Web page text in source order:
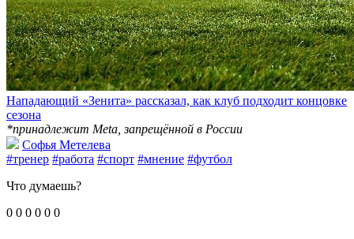
Нападающий «Зенита» рассказал, как клуб подходит концовке
сезона
*принадлежит Meta, запрещённой в России
Софья Метелева
#тренер #работа #спорт #мнение #футбол
Что думаешь?
0 0 0 0 0 0